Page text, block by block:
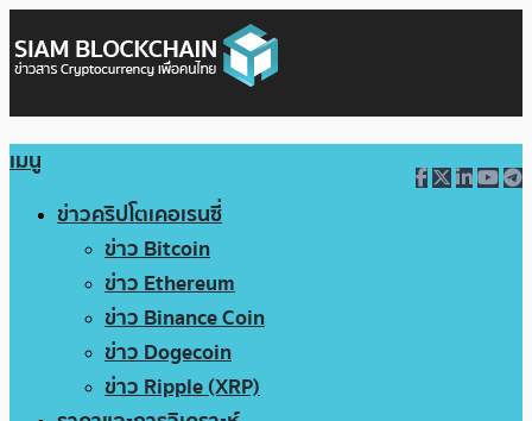
เมนู
ข่าวคริปโตเคอเรนซี่
ข่าว Bitcoin
ข่าว Ethereum
ข่าว Binance Coin
ข่าว Dogecoin
ข่าว Ripple (XRP)